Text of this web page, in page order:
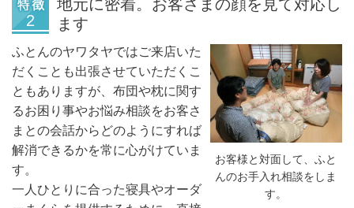
地元に密着。お客さまの顔を見て対応し
ます
お客様と対面して、ふと
んのお手入れ相談をしま
す。
ふとんのヤワタヤではご来店いた
だくことも出張させていただくこ
ともありますが、布団や枕に関す
るお困り事やお悩み相談をお客さ
まとの会話からどのようにすれば
解消できるかを常に心がけていま
す。
一人ひとりに合った寝具やオーダ